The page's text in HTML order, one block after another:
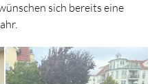
sich bereits eine